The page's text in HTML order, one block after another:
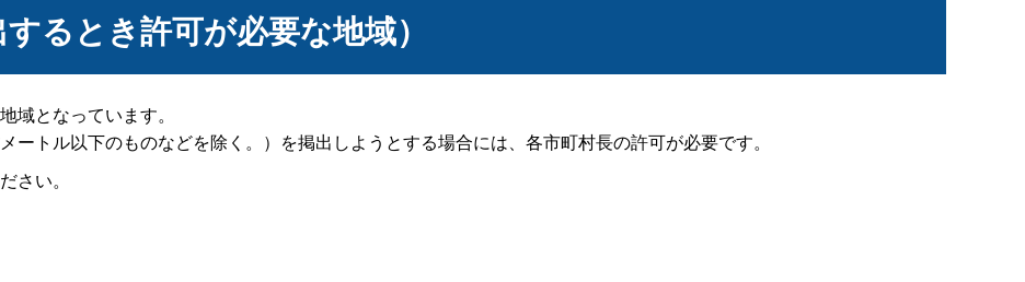
るとき許可が必要な地域）
域となっています。
ートル以下のものなどを除く。）を掲出しようとする場合には、各市町村長の許可が必要です。
さい。